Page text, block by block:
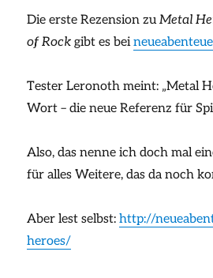
Die erste Rezension zuMetal
of Rock gibt es bei
Tester Leronoth meint: „Metal
Wort – die neue Referenz für
Also, das nenne ich doch mal
für alles Weitere, das da noch
Aber lest selbst:http://
heroes/